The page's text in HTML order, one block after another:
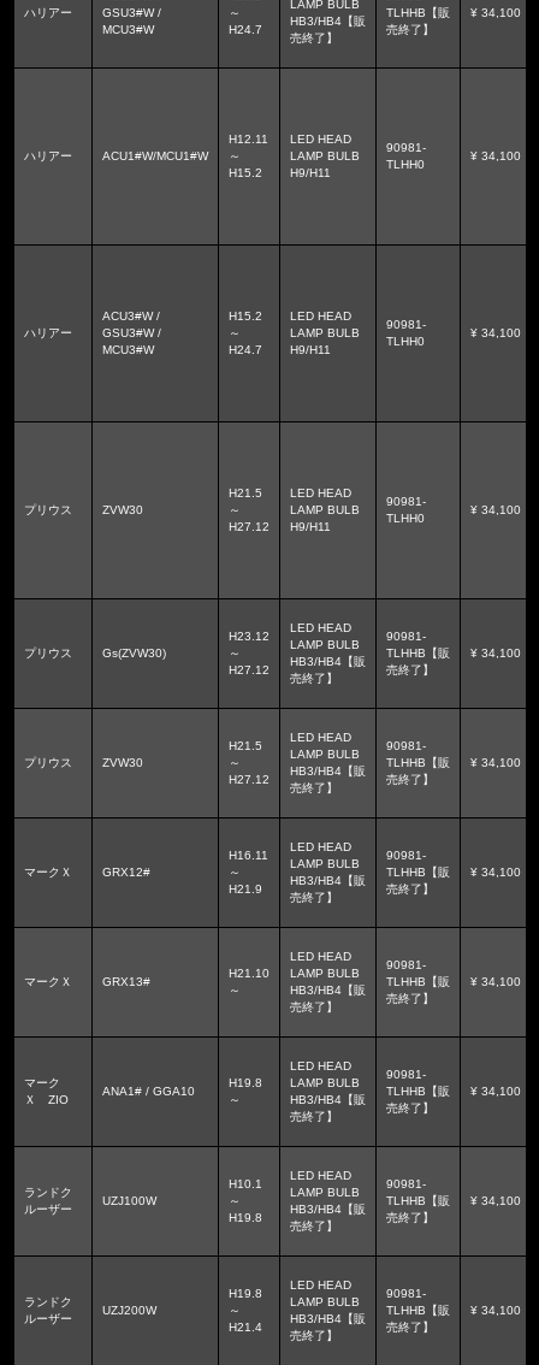
ハリアー
GSU3#W /
MCU3#W
～
H24.7
LAMP BULB
HB3/HB4【販
売終了】
TLHHB【販
売終了】
¥ 34,100
ハリアー ACU1#W/MCU1#W
H12.11
～
H15.2
LED HEAD
LAMP BULB
H9/H11
90981-
TLHH0
¥ 34,100
ハリアー
ACU3#W /
GSU3#W /
MCU3#W
H15.2
～
H24.7
LED HEAD
LAMP BULB
H9/H11
90981-
TLHH0
¥ 34,100
プリウス ZVW30
H21.5
～
H27.12
LED HEAD
LAMP BULB
H9/H11
90981-
TLHH0
¥ 34,100
プリウス Gs(ZVW30)
H23.12
～
H27.12
LED HEAD
LAMP BULB
HB3/HB4【販
売終了】
90981-
TLHHB【販
売終了】
¥ 34,100
プリウス ZVW30
H21.5
～
H27.12
LED HEAD
LAMP BULB
HB3/HB4【販
売終了】
90981-
TLHHB【販
売終了】
¥ 34,100
マークＸ GRX12#
H16.11
～
H21.9
LED HEAD
LAMP BULB
HB3/HB4【販
売終了】
90981-
TLHHB【販
売終了】
¥ 34,100
マークＸ GRX13#
H21.10
～
LED HEAD
LAMP BULB
HB3/HB4【販
売終了】
90981-
TLHHB【販
売終了】
¥ 34,100
マーク
Ｘ ZIO
ANA1# / GGA10
H19.8
～
LED HEAD
LAMP BULB
HB3/HB4【販
売終了】
90981-
TLHHB【販
売終了】
¥ 34,100
ランドク
ルーザー
UZJ100W
H10.1
～
H19.8
LED HEAD
LAMP BULB
HB3/HB4【販
売終了】
90981-
TLHHB【販
売終了】
¥ 34,100
ランドク
ルーザー
UZJ200W
H19.8
～
H21.4
LED HEAD
LAMP BULB
HB3/HB4【販
売終了】
90981-
TLHHB【販
売終了】
¥ 34,100